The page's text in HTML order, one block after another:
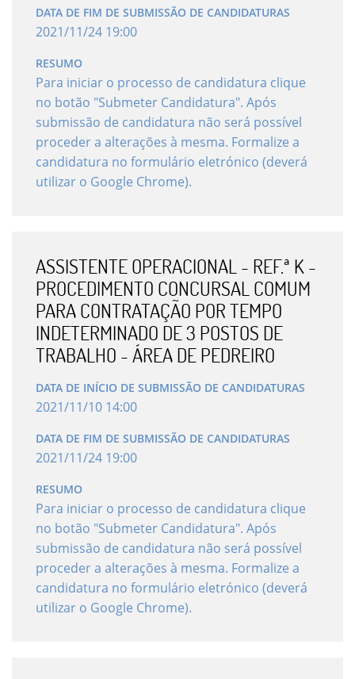
DATA DE FIM DE SUBMISSÃO DE CANDIDATURAS
2021/11/24 19:00
RESUMO
Para iniciar o processo de candidatura clique
no botão "Submeter Candidatura". Após
submissão de candidatura não será possível
proceder a alterações à mesma. Formalize a
candidatura no formulário eletrónico (deverá
utilizar o Google Chrome).
ASSISTENTE OPERACIONAL - REF.ª K -
PROCEDIMENTO CONCURSAL COMUM
PARA CONTRATAÇÃO POR TEMPO
INDETERMINADO DE 3 POSTOS DE
TRABALHO - ÁREA DE PEDREIRO
DATA DE INÍCIO DE SUBMISSÃO DE CANDIDATURAS
2021/11/10 14:00
DATA DE FIM DE SUBMISSÃO DE CANDIDATURAS
2021/11/24 19:00
RESUMO
Para iniciar o processo de candidatura clique
no botão "Submeter Candidatura". Após
submissão de candidatura não será possível
proceder a alterações à mesma. Formalize a
candidatura no formulário eletrónico (deverá
utilizar o Google Chrome).